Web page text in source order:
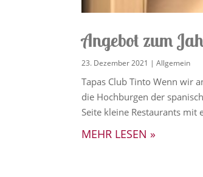
Angebot zum
23. Dezember 2021 |Allgemein
Tapas Club Tinto Wenn wir
die Hochburgen der
Seite kleine Restaurants mit
MEHR LESEN